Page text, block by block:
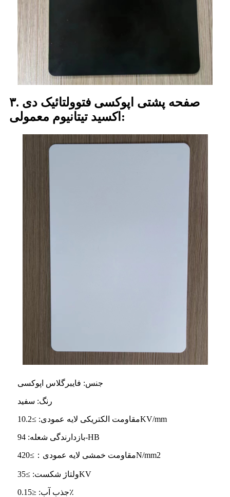
۳. صفحه پشتی اپوکسی فتوولتائیک دی
اکسید تیتانیوم معمولی:
جنس: فایبرگلاس اپوکسی
رنگ: سفید
مقاومت الکتریکی لایه عمودی: ≥10.2KV/mm
بازدارندگی شعله: 94-HB
مقاومت خمشی لایه عمودی：≥420N/mm2
ولتاژ شکست: ≥35KV
جذب آب: ≤0.15٪